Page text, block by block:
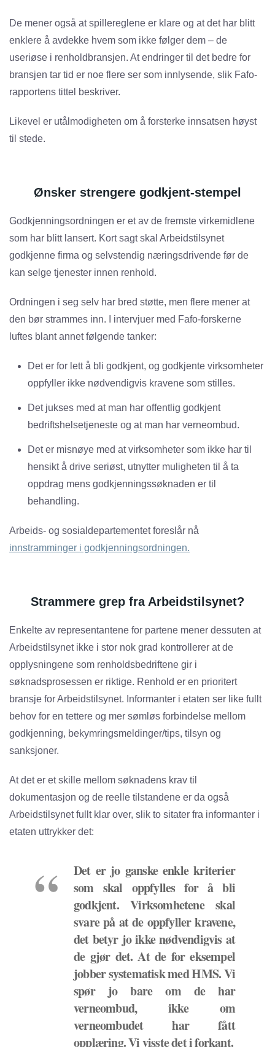
De mener også at spillereglene er klare og at det har blitt
enklere å avdekke hvem som ikke følger dem – de
useriøse i renholdbransjen. At endringer til det bedre for
bransjen tar tid er noe flere ser som innlysende, slik Fafo-
rapportens tittel beskriver.
Likevel er utålmodigheten om å forsterke innsatsen høyst
til stede.
Ønsker strengere godkjent-stempel
Godkjenningsordningen er et av de fremste virkemidlene
som har blitt lansert. Kort sagt skal Arbeidstilsynet
godkjenne firma og selvstendig næringsdrivende før de
kan selge tjenester innen renhold.
Ordningen i seg selv har bred støtte, men flere mener at
den bør strammes inn. I intervjuer med Fafo-forskerne
luftes blant annet følgende tanker:
Det er for lett å bli godkjent, og godkjente virksomheter
oppfyller ikke nødvendigvis kravene som stilles.
Det jukses med at man har offentlig godkjent
bedriftshelsetjeneste og at man har verneombud.
Det er misnøye med at virksomheter som ikke har til
hensikt å drive seriøst, utnytter muligheten til å ta
oppdrag mens godkjenningssøknaden er til
behandling.
Arbeids- og sosialdepartementet foreslår nå
innstramminger i godkjenningsordningen.
Strammere grep fra Arbeidstilsynet?
Enkelte av representantene for partene mener dessuten at
Arbeidstilsynet ikke i stor nok grad kontrollerer at de
opplysningene som renholdsbedriftene gir i
søknadsprosessen er riktige. Renhold er en prioritert
bransje for Arbeidstilsynet. Informanter i etaten ser like fullt
behov for en tettere og mer sømløs forbindelse mellom
godkjenning, bekymringsmeldinger/tips, tilsyn og
sanksjoner.
At det er et skille mellom søknadens krav til
dokumentasjon og de reelle tilstandene er da også
Arbeidstilsynet fullt klar over, slik to sitater fra informanter i
etaten uttrykker det:
Det er jo ganske enkle kriterier
som skal oppfylles for å bli
godkjent. Virksomhetene skal
svare på at de oppfyller kravene,
det betyr jo ikke nødvendigvis at
de gjør det. At de for eksempel
jobber systematisk med HMS. Vi
spør jo bare om de har
verneombud, ikke om
verneombudet har fått
opplæring. Vi visste det i forkant.